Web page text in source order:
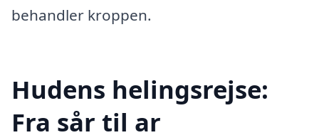
behandler kroppen.
Hudens helingsrejse:
Fra sår til ar